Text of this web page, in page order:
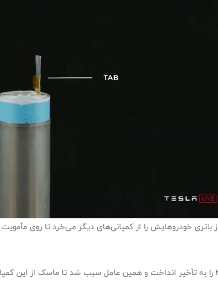
سال ۲۰۱۸ کمبود سلول افزایش تولید مدل ۳ را به تأخیر انداخت و همین عامل